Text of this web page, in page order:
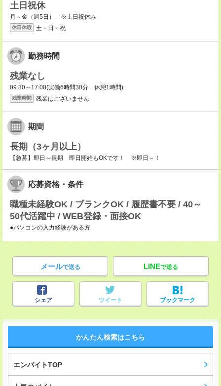
土日祝休
月～金（週5日） ※土日祝休み
休日休暇 土・日・祝
勤務時間
残業なし
09:30～17:00(実働6時間30分 休憩1時間)
残業時間 残業はございません
期間
長期（3ヶ月以上）
【急募】即日～長期 即日開始もOKです！ ※即日～！
応募資格・条件
職種未経験OK / ブランクOK / 履歴書不要 / 40～
50代活躍中 / WEB登録・面接OK
●パソコンの入力経験がある方
メールで送る LINEで送る
シェア ツイート ブックマーク
かんたん検索はこちら
エンバイトTOP